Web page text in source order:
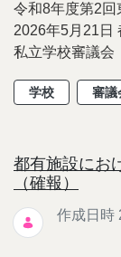
令和8年度第2回
2026年5月21日
私立学校審議会
学校 審議
都有施設にお
（確報）
作成日時